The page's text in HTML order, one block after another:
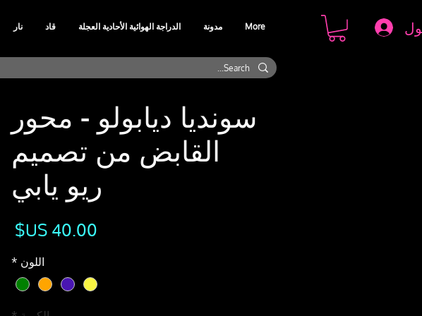
نار قاد الدراجة الهوائية الأحادية العجلة مدونة More
سونديا ديابولو - محور
القابض من تصميم
ريو يابي
اللون *